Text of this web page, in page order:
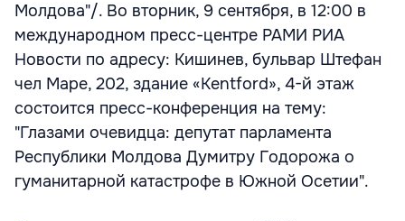
Молдова"/. Во вторник, 9 сентября, в 12:00 в
международном пресс-центре РАМИ РИА
Новости по адресу: Кишинев, бульвар Штефан
чел Маре, 202, здание «Kentford», 4-й этаж
состоится пресс-конференция на тему:
"Глазами очевидца: депутат парламента
Республики Молдова Думитру Годорожа о
гуманитарной катастрофе в Южной Осетии".